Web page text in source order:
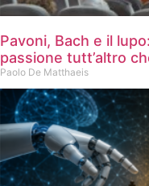
Pavoni, Bach e il
passione tutt’altro
Paolo De Matthaeis